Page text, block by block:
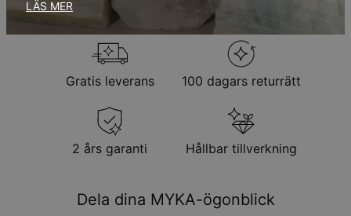
Observera att personliga smycken är unika och endast kan
returneras för utbyte eller butikskredit
LÄS MER
Gratis leverans 100 dagars returrätt
2 års garanti Hållbar tillverkning
Dela dina MYKA-ögonblick